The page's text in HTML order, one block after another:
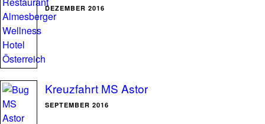
DEZEMBER 2016
Kreuzfahrt MS Astor
SEPTEMBER 2016